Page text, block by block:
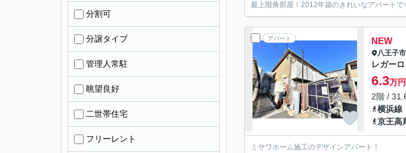
最上階角部屋！2012年築のきれいなアパートで
アパート NEW
八王子市
レガー
6.3万円
2階 /
横浜線
京王高
ミサワホーム施工のデザインアパート！
分割可
分譲タイプ
管理人常駐
眺望良好
二世帯住宅
フリーレント